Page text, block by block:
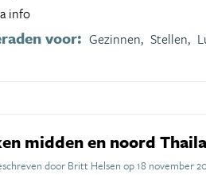
info
voor: Gezinnen, Stellen,
midden en noord
door Britt Helsen op 18 november